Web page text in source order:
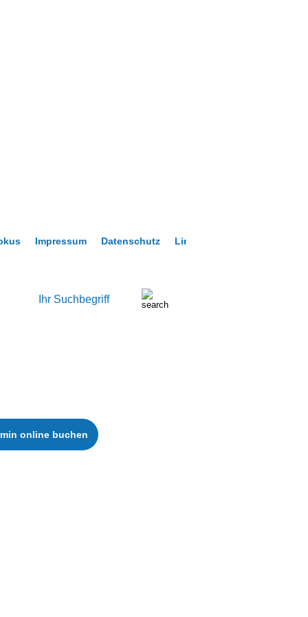
Impressum Datenschutz Links
online buchen